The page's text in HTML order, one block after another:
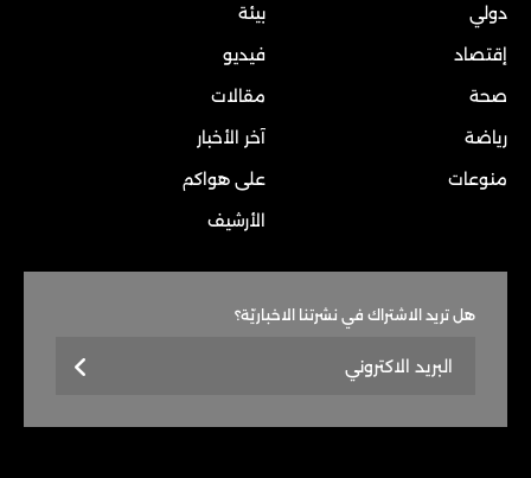
دولي
إقتصاد
صحة
رياضة
منوعات
بيئة
فيديو
مقالات
آخر الأخبار
على هواكم
الأرشيف
هل تريد الاشتراك في نشرتنا الاخباريّة؟